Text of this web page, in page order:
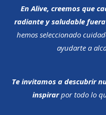
En Alive, creemos que
radiante y saludable
hemos seleccionado
ayudarte a
Te invitamos a descubrir
inspirarpor todo lo